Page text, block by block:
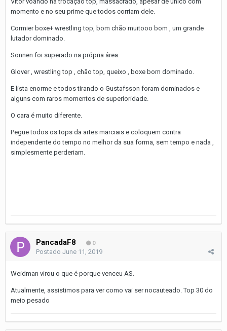
momento e no seu prime que todos corriam dele.
Cormier boxe+ wrestling top, bom chão muitooo bom , um grande
lutador dominado.
Sonnen foi superado na própria área.
Glover , wrestling top , chão top, queixo , boxe bom dominado.
E lista enorme e todos tirando o Gustafsson foram dominados e
alguns com raros momentos de superioridade.
O cara é muito diferente.
Pegue todos os tops da artes marciais e coloquem contra
independente do tempo no melhor da sua forma, sem tempo e nada ,
simplesmente perderiam.
PancadaF8 0
Postado June 11, 2019
Weidman virou o que é porque venceu AS.
Atualmente, assistimos para ver como vai ser nocauteado. Top 30 do
meio pesado